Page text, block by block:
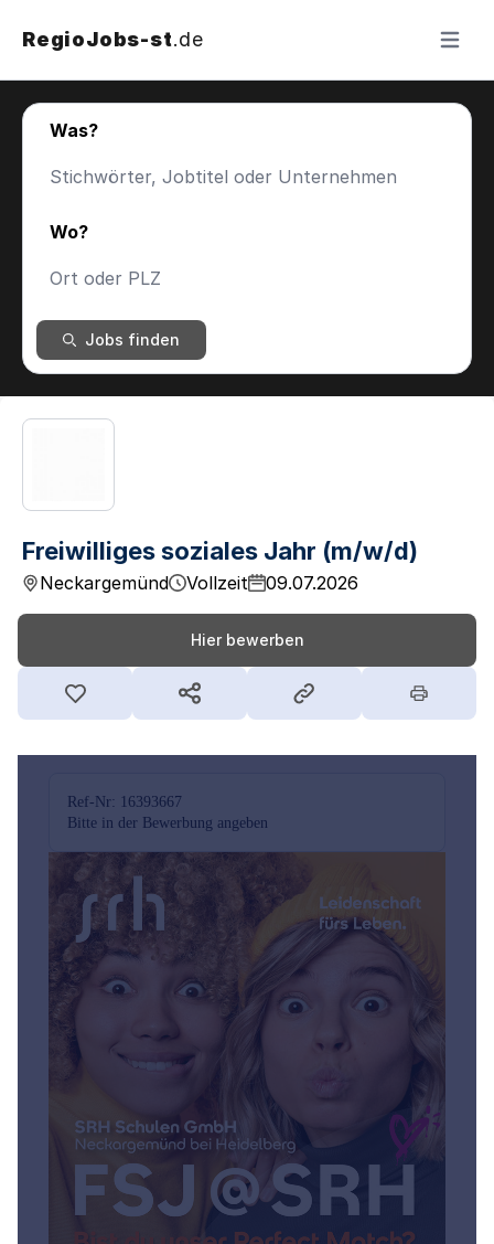
RegioJobs-st.de Menü
Was?
Wo?
Jobs finden
Freiwilliges soziales Jahr (m/w/d)
Neckargemünd Vollzeit 09.07.2026
Hier bewerben